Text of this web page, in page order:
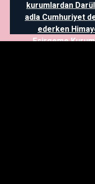
kurumlardan
adla Cumhuriyet
ederken
Esirgeme